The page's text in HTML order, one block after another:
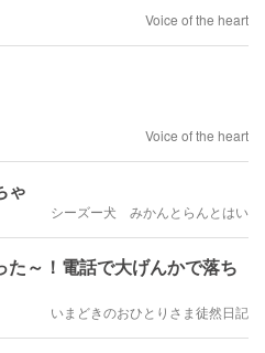
Voice of the heart
Voice of the heart
ゃ
シーズー犬 みかんとらんとはい
た～！電話で大げんかで落ち
いまどきのおひとりさま徒然日記